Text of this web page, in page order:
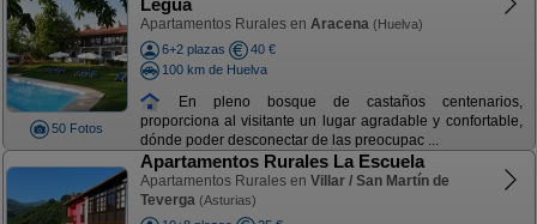
50 Fotos
Legua
Apartamentos Rurales en Aracena (Huelva)
6+2 plazas
40 €
100 km de Huelva
En pleno bosque de castaños centenarios,
proporciona al visitante un lugar agradable y confortable,
dónde poder desconectar de las preocupac ...
Apartamentos Rurales La Escuela
Apartamentos Rurales en Villar / San Martín de
Teverga (Asturias)